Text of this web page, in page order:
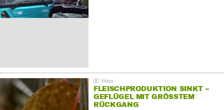
FLEISCHPRODUKTION SINKT –
GEFLÜGEL MIT GRÖSSTEM R
ÜCKGANG